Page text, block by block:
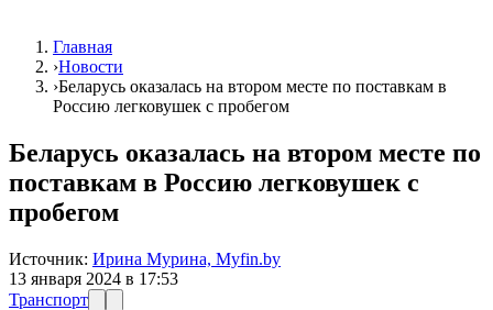
Главная
›Новости
›Беларусь оказалась на втором месте по поставкам в
Россию легковушек с пробегом
Беларусь оказалась на втором месте по
поставкам в Россию легковушек с
пробегом
Источник: Ирина Мурина, Myfin.by
13 января 2024 в 17:53
Транспорт